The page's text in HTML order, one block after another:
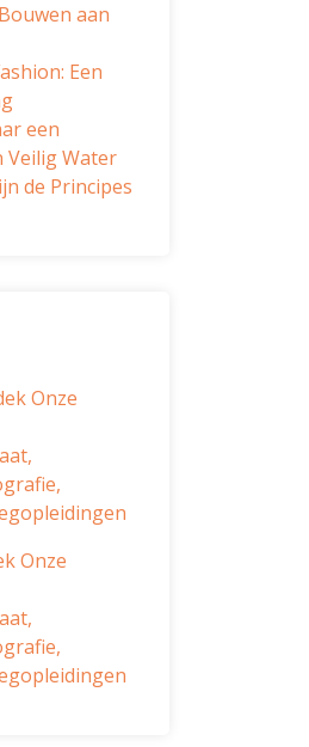
aan
Een
een
Veilig Water
de Principes
Onze
Onze